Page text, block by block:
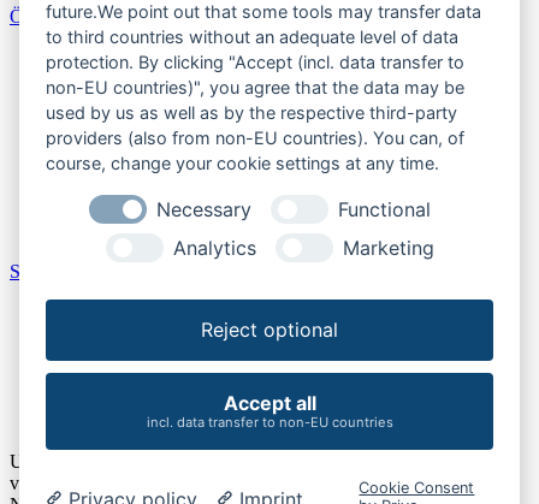
Österreich
Burgenland
Kärnten
Niederösterreich
Oberösterreich
Salzburger Land
Steiermark
Vorarlberg
Schweiz
St. Gallen
Um unsere Webseite für Sie optimal zu gestalten und fortlaufend
verbessern zu können, verwenden wir Cookies. Durch die weitere
future.We point out that some tools may transfer data
to third countries without an adequate level of data
protection. By clicking "Accept (incl. data transfer to
non-EU countries)", you agree that the data may be
used by us as well as by the respective third-party
providers (also from non-EU countries). You can, of
course, change your cookie settings at any time.
Necessary
Functional
Analytics
Marketing
Reject optional
Accept all
incl. data transfer to non-EU countries
Privacy policy Imprint
Cookie Consent